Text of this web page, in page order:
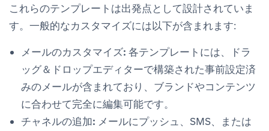
これらのテンプレートは出発点として設計されていま
す。一般的なカスタマイズには以下が含まれます:
メールのカスタマイズ: 各テンプレートには、ドラ
ッグ＆ドロップエディターで構築された事前設定済
みのメールが含まれており、ブランドやコンテンツ
に合わせて完全に編集可能です。
チャネルの追加: メールにプッシュ、SMS、または